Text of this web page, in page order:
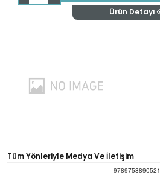
Ürün Detayı
Tüm Yönleriyle Medya Ve İletişim
9789758890521